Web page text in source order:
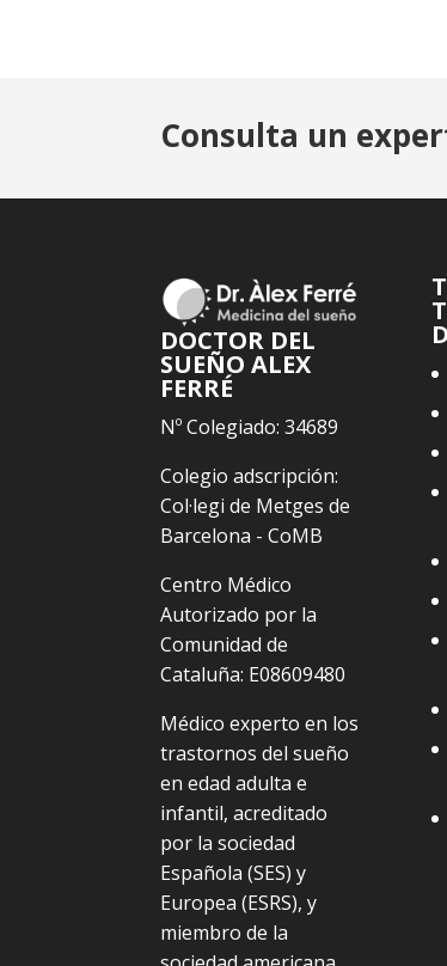
Consulta un
DOCTOR DEL
SUEÑO ALEX
FERRÉ
Nº Colegiado: 34689
Colegio adscripción:
Col·legi de Metges de
Barcelona - CoMB
Centro Médico
Autorizado por la
Comunidad de
Cataluña: E08609480
Médico experto en los
trastornos del sueño
en edad adulta e
infantil, acreditado
por la sociedad
Española (SES) y
Europea (ESRS), y
miembro de la